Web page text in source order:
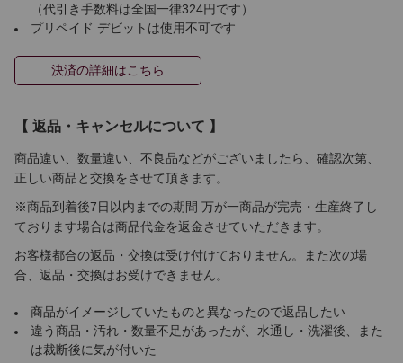
（代引き手数料は全国一律324円です）
プリペイド デビットは使用不可です
決済の詳細はこちら
【 返品・キャンセルについて 】
商品違い、数量違い、不良品などがございましたら、確認次第、
正しい商品と交換をさせて頂きます。
※商品到着後7日以内までの期間 万が一商品が完売・生産終了し
ております場合は商品代金を返金させていただきます。
お客様都合の返品・交換は受け付けておりません。また次の場
合、返品・交換はお受けできません。
商品がイメージしていたものと異なったので返品したい
違う商品・汚れ・数量不足があったが、水通し・洗濯後、また
は裁断後に気が付いた